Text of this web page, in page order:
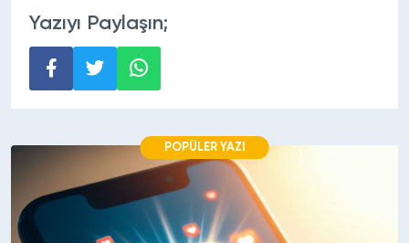
Yazıyı Paylaşın;
POPÜLER YAZI